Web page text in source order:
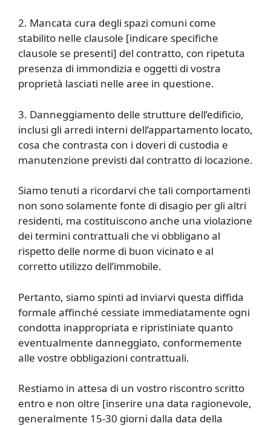
2. Mancata cura degli spazi comuni come
stabilito nelle clausole [indicare specifiche
clausole se presenti] del contratto, con ripetuta
presenza di immondizia e oggetti di vostra
proprietà lasciati nelle aree in questione.
3. Danneggiamento delle strutture dell’edificio,
inclusi gli arredi interni dell’appartamento locato,
cosa che contrasta con i doveri di custodia e
manutenzione previsti dal contratto di locazione.
Siamo tenuti a ricordarvi che tali comportamenti
non sono solamente fonte di disagio per gli altri
residenti, ma costituiscono anche una violazione
dei termini contrattuali che vi obbligano al
rispetto delle norme di buon vicinato e al
corretto utilizzo dell’immobile.
Pertanto, siamo spinti ad inviarvi questa diffida
formale affinché cessiate immediatamente ogni
condotta inappropriata e ripristiniate quanto
eventualmente danneggiato, conformemente
alle vostre obbligazioni contrattuali.
Restiamo in attesa di un vostro riscontro scritto
entro e non oltre [inserire una data ragionevole,
generalmente 15-30 giorni dalla data della